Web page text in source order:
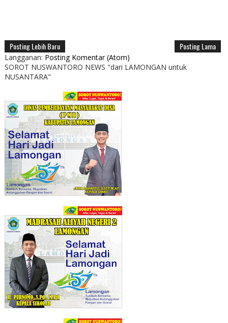
Posting Lebih Baru Posting Lama
Langganan: Posting Komentar (Atom)
SOROT NUSWANTORO NEWS "dari LAMONGAN untuk
NUSANTARA"